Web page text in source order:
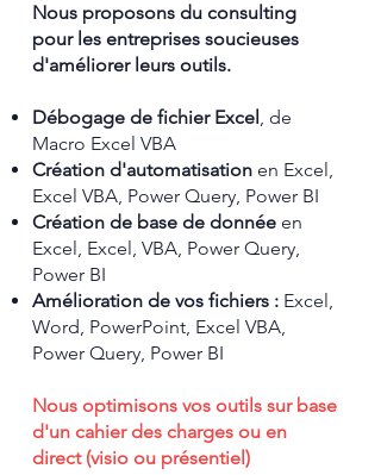
Nous proposons du consulting
pour les entreprises soucieuses
d'améliorer leurs outils.
Débogage de fichier Excel, de
Macro Excel VBA
Création d'automatisation en Excel,
Excel VBA, Power Query, Power BI
Création de base de donnée en
Excel, Excel, VBA, Power Query,
Power BI
Amélioration de vos fichiers : Excel,
Word, PowerPoint, Excel VBA,
Power Query, Power BI
Nous optimisons vos outils sur base
d'un cahier des charges ou en
direct (visio ou présentiel)